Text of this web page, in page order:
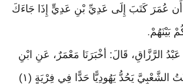
أَن عُمَرَ كَتَبَ إِلَى عَدِيِّ بْنِ عَدِيٍّ إِذَا جَاءَكَ
بَيْنَهُمْ.
عَبْدُ الرَّزَّاقِ، قَالَ: أخْبَرَنَا مَعْمَرٌ، عَنِ ابْنِ
شُبْرُمَةَ، قَالَ: رَأَيْتُ الشَّعْبِيَّ يَحُدُّ يَهُودِيًّا حَدًّا فِي فِرْيَةٍ (١)